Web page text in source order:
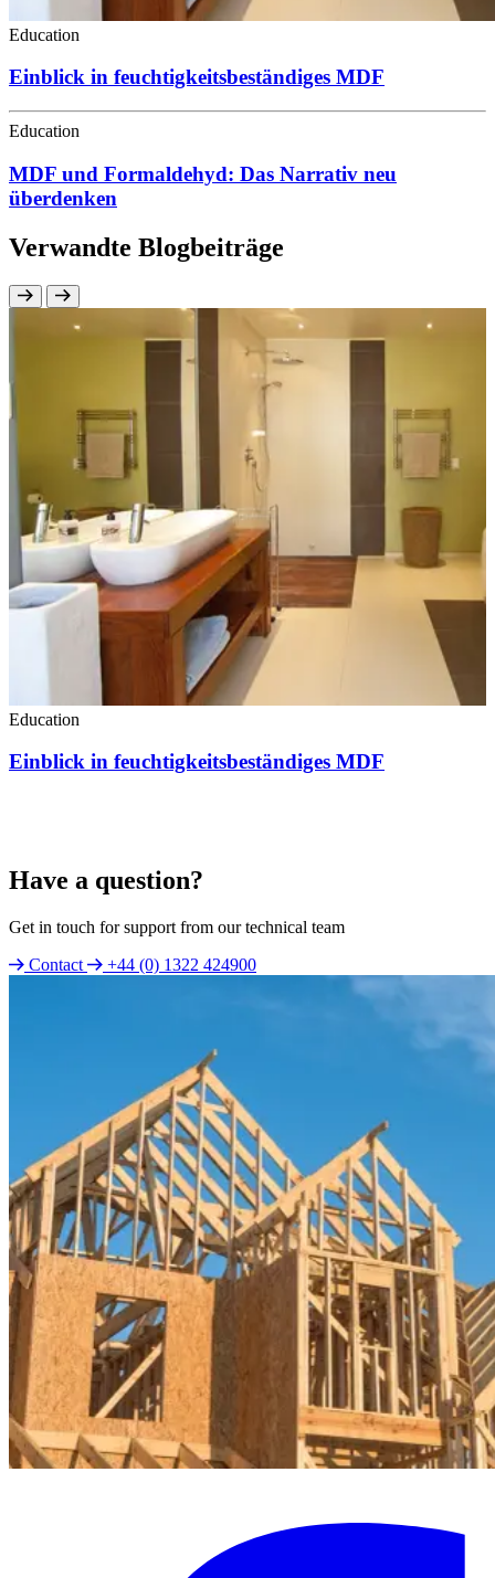
Education
Einblick in feuchtigkeitsbeständiges MDF
Education
MDF und Formaldehyd: Das Narrativ neu
überdenken
Verwandte Blogbeiträge
Education
Einblick in feuchtigkeitsbeständiges MDF
Have a question?
Get in touch for support from our technical team
Contact
+44 (0) 1322 424900